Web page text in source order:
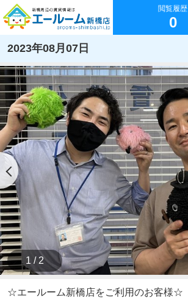
閲覧履歴
0
2023年08月07日
1 / 2
☆エールーム新橋店をご利用のお客様☆